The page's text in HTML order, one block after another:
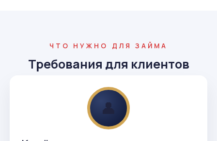
ЧТО НУЖНО ДЛЯ ЗАЙМА
Требования для клиентов
👤